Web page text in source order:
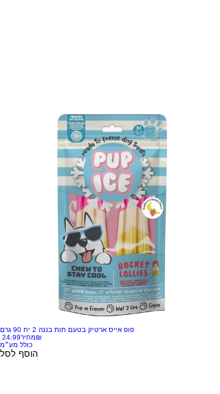
פופ אייס ארטיק בטעם תות בננה 2 יח 90 גרם
מחיר‏24.99 ‏₪
כולל מע״מ
הוסף לסל